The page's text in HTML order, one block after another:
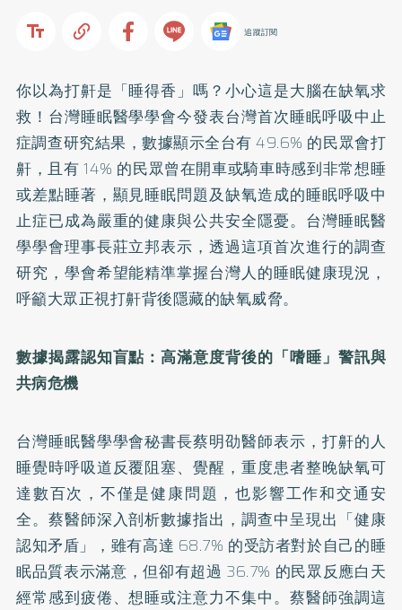
追蹤訂閱
你以為打鼾是「睡得香」嗎？小心這是大腦在缺氧求
救！台灣睡眠醫學學會今發表台灣首次睡眠呼吸中止
症調查研究結果，數據顯示全台有 49.6% 的民眾會打
鼾，且有 14% 的民眾曾在開車或騎車時感到非常想睡
或差點睡著，顯見睡眠問題及缺氧造成的睡眠呼吸中
止症已成為嚴重的健康與公共安全隱憂。台灣睡眠醫
學學會理事長莊立邦表示，透過這項首次進行的調查
研究，學會希望能精準掌握台灣人的睡眠健康現況，
呼籲大眾正視打鼾背後隱藏的缺氧威脅。
數據揭露認知盲點：高滿意度背後的「嗜睡」警訊與
共病危機
台灣睡眠醫學學會秘書長蔡明劭醫師表示，打鼾的人
睡覺時呼吸道反覆阻塞、覺醒，重度患者整晚缺氧可
達數百次，不僅是健康問題，也影響工作和交通安
全。蔡醫師深入剖析數據指出，調查中呈現出「健康
認知矛盾」，雖有高達 68.7% 的受訪者對於自己的睡
眠品質表示滿意，但卻有超過 36.7% 的民眾反應白天
經常感到疲倦、想睡或注意力不集中。蔡醫師強調這